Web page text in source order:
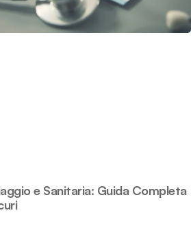
e Sanitaria: Guida Completa